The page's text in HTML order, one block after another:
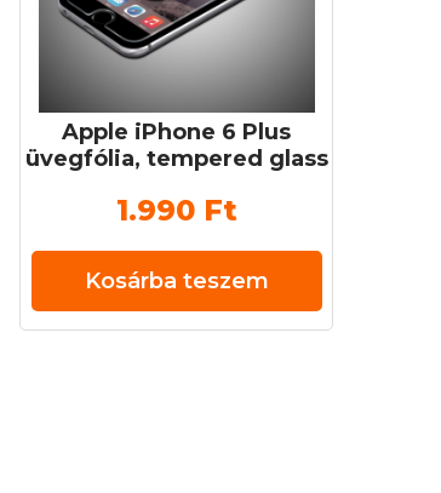
Apple iPhone 6 Plus
üvegfólia, tempered glass
1.990 Ft
Kosárba teszem